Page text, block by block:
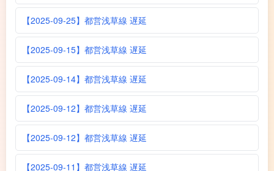
【2025-09-25】都営浅草線 遅延
【2025-09-15】都営浅草線 遅延
【2025-09-14】都営浅草線 遅延
【2025-09-12】都営浅草線 遅延
【2025-09-12】都営浅草線 遅延
【2025-09-11】都営浅草線 遅延